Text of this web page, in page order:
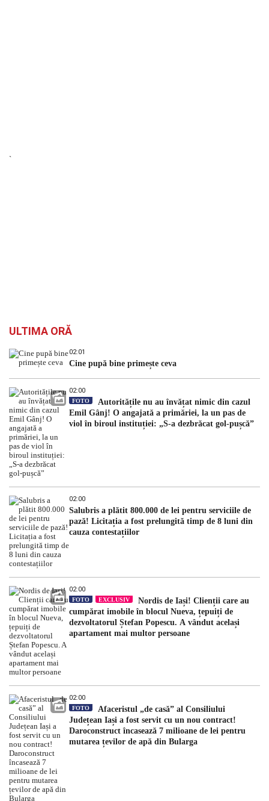
`
ULTIMA ORĂ
02:01
Cine pupă bine primește ceva
02:00
FOTO
Autoritățile nu au învățat nimic din cazul
Emil Gânj! O angajată a primăriei, la un pas de
viol în biroul instituției: „S-a dezbrăcat gol-pușcă”
02:00
Salubris a plătit 800.000 de lei pentru serviciile de
pază! Licitația a fost prelungită timp de 8 luni din
cauza contestațiilor
02:00
FOTO EXCLUSIV
Nordis de Iași! Clienții care au
cumpărat imobile în blocul Nueva, țepuiți de
dezvoltatorul Ștefan Popescu. A vândut același
apartament mai multor persoane
02:00
FOTO
Afaceristul „de casă” al Consiliului
Județean Iași a fost servit cu un nou contract!
Daroconstruct încasează 7 milioane de lei pentru
mutarea țevilor de apă din Bularga